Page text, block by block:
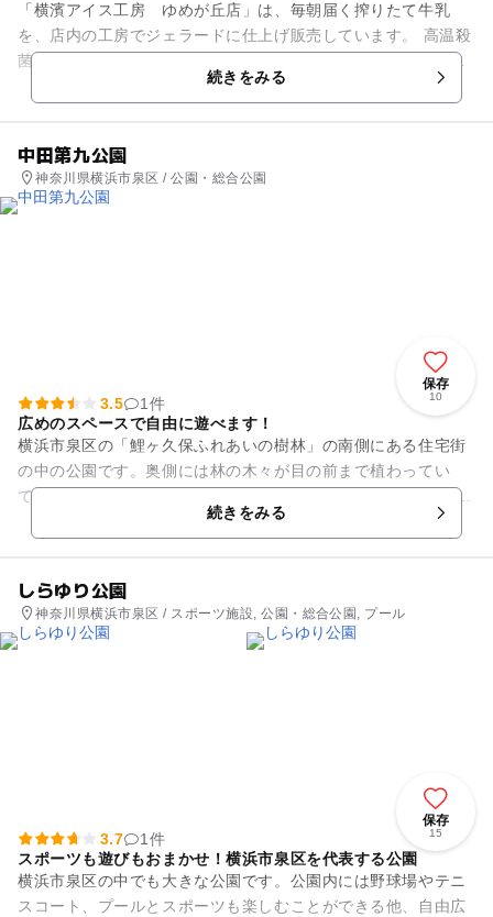
「横濱アイス工房 ゆめが丘店」は、毎朝届く搾りたて牛乳
を、店内の工房でジェラードに仕上げ販売しています。 高温殺
菌したものをすぐに仕上げたジェラードは、さっぱり感とコク
があります。そのジェラー...続きをみる
中田第九公園
神奈川県横浜市泉区 / 公園・総合公園
保存
10
3.5
1件
広めのスペースで自由に遊べます！
横浜市泉区の「鯉ヶ久保ふれあいの樹林」の南側にある住宅街
の中の公園です。奥側には林の木々が目の前まで植わってい
て、緑も間近に感じることができます。 広めの多目的スペース
続きをみる
しらゆり公園
神奈川県横浜市泉区 / スポーツ施設, 公園・総合公園, プール
保存
15
3.7
1件
スポーツも遊びもおまかせ！横浜市泉区を代表する公園
横浜市泉区の中でも大きな公園です。公園内には野球場やテニ
スコート、プールとスポーツも楽しむことができる他、自由広